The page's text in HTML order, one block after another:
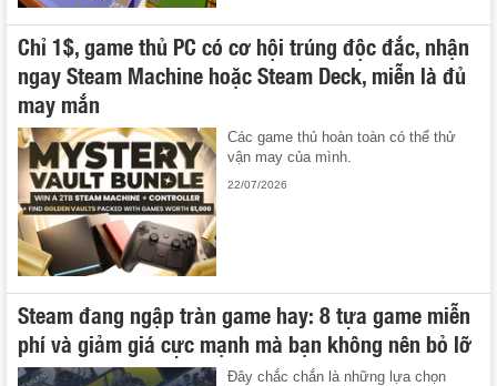
Chỉ 1$, game thủ PC có cơ hội trúng độc đắc, nhận
ngay Steam Machine hoặc Steam Deck, miễn là đủ
may mắn
Các game thủ hoàn toàn có thể thử
vận may của mình.
22/07/2026
Steam đang ngập tràn game hay: 8 tựa game miễn
phí và giảm giá cực mạnh mà bạn không nên bỏ lỡ
Đây chắc chắn là những lựa chọn